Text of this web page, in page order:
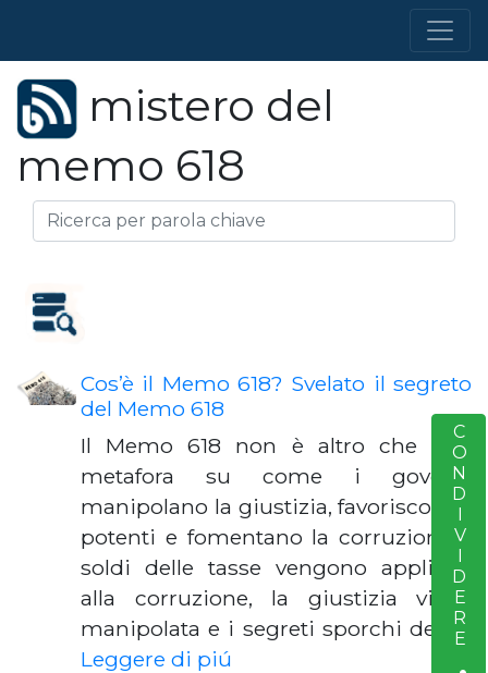
mistero del
memo 618
Cos’è il Memo 618? Svelato il segreto
del Memo 618
Il Memo 618 non è altro che una
metafora su come i governi
manipolano la giustizia, favoriscono i
potenti e fomentano la corruzione. I
soldi delle tasse vengono applicati
alla corruzione, la giustizia viene
manipolata e i segreti sporchi della…
Leggere di piú
CONDIVIDERE